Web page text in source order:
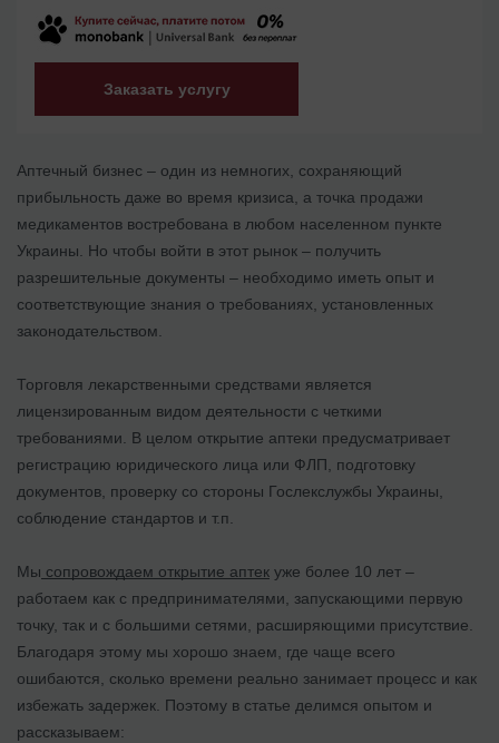
Заказать услугу
Аптечный бизнес – один из немногих, сохраняющий
прибыльность даже во время кризиса, а точка продажи
медикаментов востребована в любом населенном пункте
Украины. Но чтобы войти в этот рынок – получить
разрешительные документы – необходимо иметь опыт и
соответствующие знания о требованиях, установленных
законодательством.
Торговля лекарственными средствами является
лицензированным видом деятельности с четкими
требованиями. В целом открытие аптеки предусматривает
регистрацию юридического лица или ФЛП, подготовку
документов, проверку со стороны Гослекслужбы Украины,
соблюдение стандартов и т.п.
Мы сопровождаем открытие аптек уже более 10 лет –
работаем как с предпринимателями, запускающими первую
точку, так и с большими сетями, расширяющими присутствие.
Благодаря этому мы хорошо знаем, где чаще всего
ошибаются, сколько времени реально занимает процесс и как
избежать задержек. Поэтому в статье делимся опытом и
рассказываем: